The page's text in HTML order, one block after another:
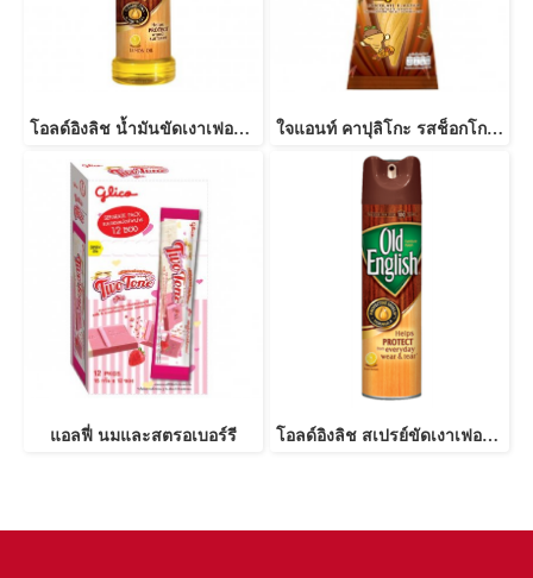
โอลด์อิงลิช น้ำมันขัดเงาเฟอร์นิเจอร์ ใจแอนท์ คาปุลิโกะ รสช็อกโกแลต
แอลฟี่ นมและสตรอเบอร์รี โอลด์อิงลิช สเปรย์ขัดเงาเฟอร์นิเจอร์